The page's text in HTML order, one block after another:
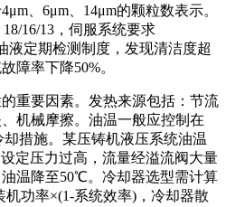
、6μm、14μm的颗粒数表示。
16/13，伺服系统要求
液定期检测制度，发现清洁度超
障率下降50%。
重要因素。发热来源包括：节流
机械摩擦。油温一般应控制在
措施。某压铸机液压系统油温
定压力过高，流量经溢流阀大量
温降至50℃。冷却器选型需计算
功率×(1-系统效率)，冷却器散